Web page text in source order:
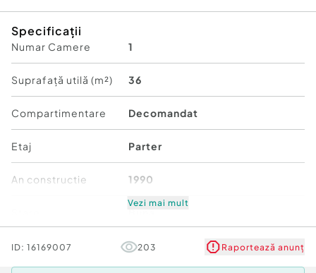
Specificații
Numar Camere 1
Suprafață utilă (m²) 36
Compartimentare Decomandat
Etaj Parter
An constructie 1990
Comfort 1
Vezi mai mult
ID: 16169007 203 Raportează anunț